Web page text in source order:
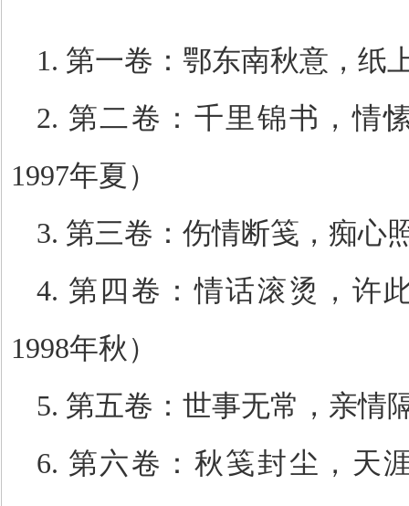
1. 第一卷：鄂东南秋意，纸
2. 第二卷：千里锦书，情
1997年夏）
3. 第三卷：伤情断笺，痴心
4. 第四卷：情话滚烫，许
1998年秋）
5. 第五卷：世事无常，亲情
6. 第六卷：秋笺封尘，天